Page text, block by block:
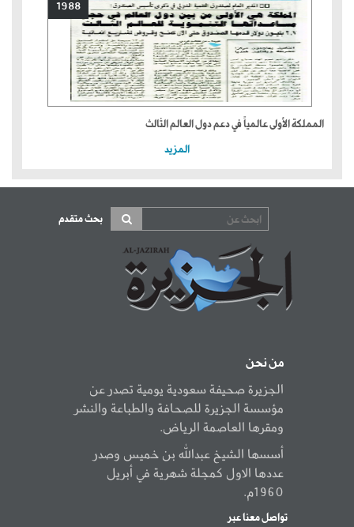
1988
المملكة الأولى عالمياً في دعم دول العالم الثالث
المزيد
بحث متقدم
من نحن
الجزيرة صحيفة سعودية يومية تصدر عن
مؤسسة الجزيرة للصحافة والطباعة والنشر
ومقرها العاصمة الرياض.
أسسها الشيخ عبدالله بن خميس وصدر
عددها الاول كمجلة شهرية في أبريل
1960م.
تواصل معنا عبر